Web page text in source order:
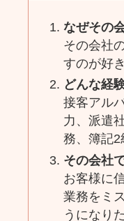
なぜその
その会社
すのが好き
どんな経
接客アル
力、派遣
務、簿記2
その会社
お客様に
業務をミ
うになり